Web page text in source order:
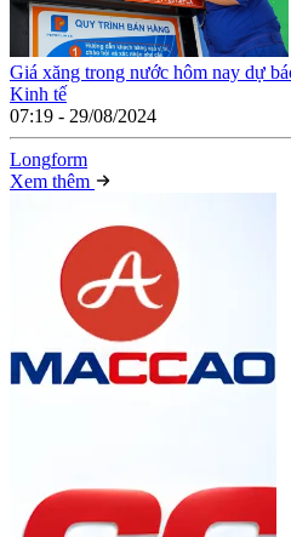
Giá xăng trong nước hôm nay dự
Kinh tế
07:19 - 29/08/2024
Longform
Xem thêm